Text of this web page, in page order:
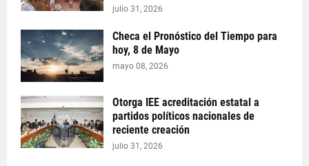
julio 31, 2026
Checa el Pronóstico del Tiempo para
hoy, 8 de Mayo
mayo 08, 2026
Otorga IEE acreditación estatal a
partidos políticos nacionales de
reciente creación
julio 31, 2026